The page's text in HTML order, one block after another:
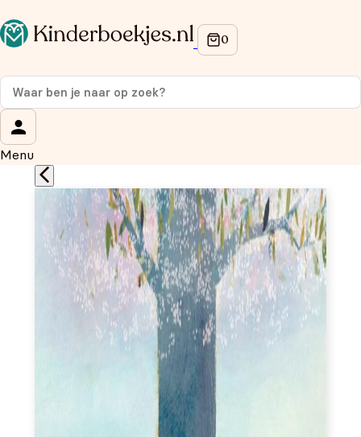
Menu
Op de hoogte blijven van onze acties?
Meld je aan voor onze nieuwsbrief en ontvang
korting
Wat is je voornaam?
Wat is je e-mailadres?*
Aanmelden
We gebruiken je gegevens om contact op te nemen, in
overeenstemming met onsprivacybeleid.